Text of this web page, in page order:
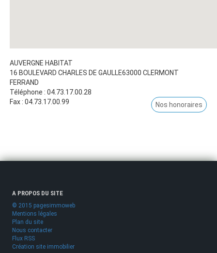
AUVERGNE HABITAT
16 BOULEVARD CHARLES DE GAULLE63000 CLERMONT
FERRAND
Téléphone : 04.73.17.00.28
Fax : 04.73.17.00.99 Nos honoraires
A PROPOS DU SITE
© 2015 pagesimmoweb
Mentions légales
Plan du site
Nous contacter
Flux RSS
Création site immobilier